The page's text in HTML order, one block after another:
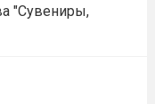
"Сувениры,